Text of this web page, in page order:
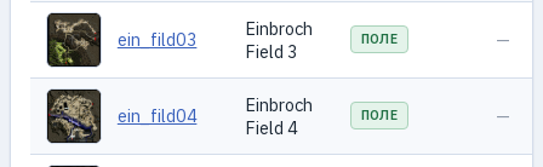
ein_fild03
Einbroch
Field 3
ПОЛЕ —
ein_fild04
Einbroch
Field 4
ПОЛЕ —